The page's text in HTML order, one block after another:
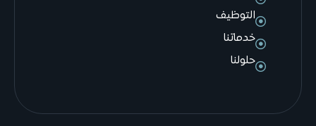
التوظيف
خدماتنا
حلولنا